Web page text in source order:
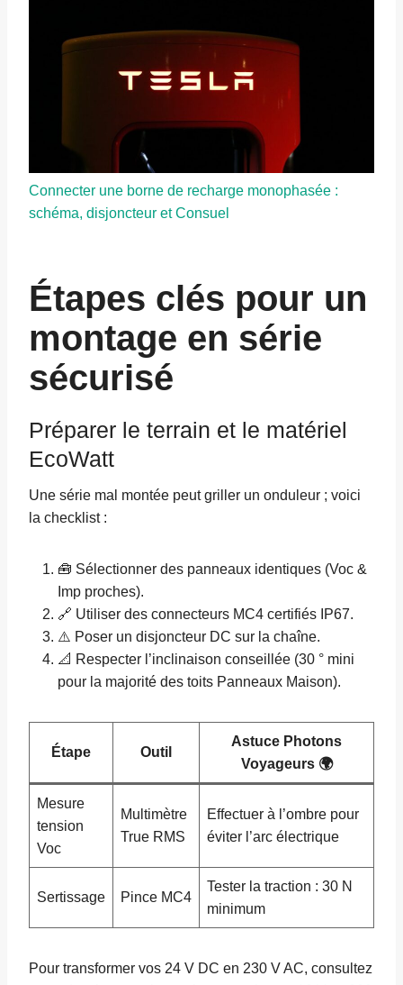
Connecter une borne de recharge monophasée :
schéma, disjoncteur et Consuel
Étapes clés pour un
montage en série
sécurisé
Préparer le terrain et le matériel
EcoWatt
Une série mal montée peut griller un onduleur ; voici
la checklist :
🧰 Sélectionner des panneaux identiques (Voc &
Imp proches).
🔗 Utiliser des connecteurs MC4 certifiés IP67.
⚠️ Poser un disjoncteur DC sur la chaîne.
📐 Respecter l’inclinaison conseillée (30 ° mini
pour la majorité des toits Panneaux Maison).
Étape Outil
Astuce Photons
Voyageurs 🌍
Mesure
tension
Voc
Multimètre
True RMS
Effectuer à l’ombre pour
éviter l’arc électrique
Sertissage Pince MC4
Tester la traction : 30 N
minimum
Pour transformer vos 24 V DC en 230 V AC, consultez